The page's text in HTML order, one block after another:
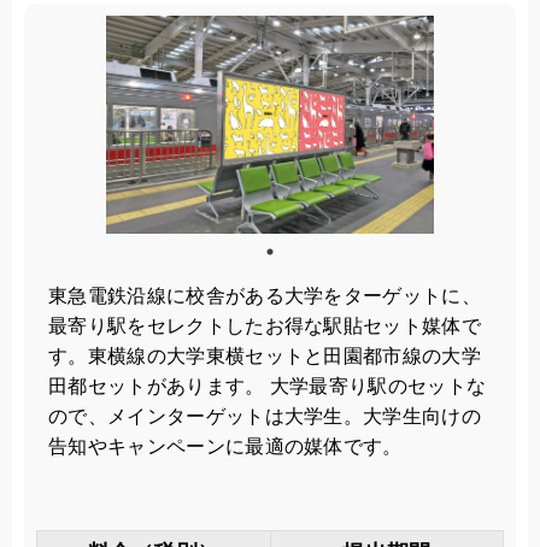
東急電鉄沿線に校舎がある大学をターゲットに、
最寄り駅をセレクトしたお得な駅貼セット媒体で
す。東横線の大学東横セットと田園都市線の大学
田都セットがあります。 大学最寄り駅のセットな
ので、メインターゲットは大学生。大学生向けの
告知やキャンペーンに最適の媒体です。